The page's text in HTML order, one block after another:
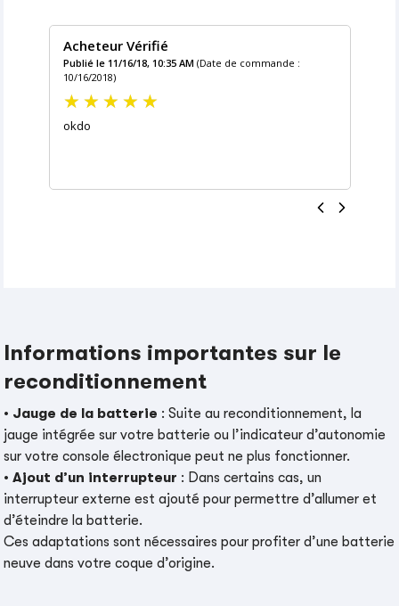
Acheteur Vérifié
Publié le 11/16/18, 10:35 AM (Date de commande :
10/16/2018)
okdo
Informations importantes sur le
reconditionnement
• Jauge de la batterie : Suite au reconditionnement, la
jauge intégrée sur votre batterie ou l’indicateur d’autonomie
sur votre console électronique peut ne plus fonctionner.
•Ajout d’un interrupteur : Dans certains cas, un
interrupteur externe est ajouté pour permettre d’allumer et
d’éteindre la batterie.
Ces adaptations sont nécessaires pour profiter d’une batterie
neuve dans votre coque d’origine.